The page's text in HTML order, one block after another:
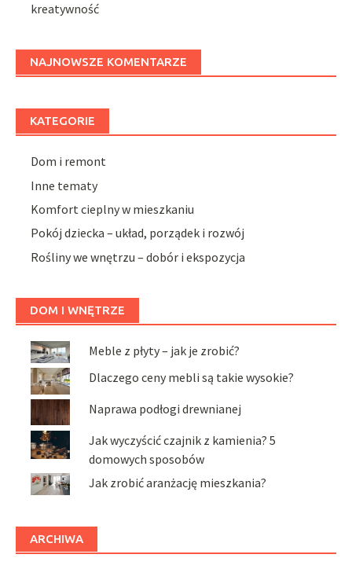
kreatywność
NAJNOWSZE KOMENTARZE
KATEGORIE
Dom i remont
Inne tematy
Komfort cieplny w mieszkaniu
Pokój dziecka – układ, porządek i rozwój
Rośliny we wnętrzu – dobór i ekspozycja
DOM I WNĘTRZE
Meble z płyty – jak je zrobić?
Dlaczego ceny mebli są takie wysokie?
Naprawa podłogi drewnianej
Jak wyczyścić czajnik z kamienia? 5
domowych sposobów
Jak zrobić aranżację mieszkania?
ARCHIWA